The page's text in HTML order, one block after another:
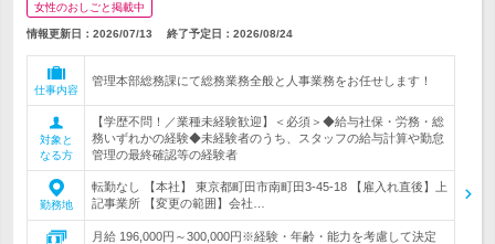
女性のおしごと掲載中
情報更新日：2026/07/13 終了予定日： 2026/08/24
仕事内容
管理本部総務課にて総務業務全般と人事業務をお任せします！
対象と
なる方
【学歴不問！／業種未経験歓迎】＜必須＞◆給与社保・労務・総
務いずれかの経験◆未経験者のうち、スタッフの給与計算や勤怠
管理の最終確認等の経験者
勤務地
転勤なし 【本社】 東京都町田市南町田3-45-18 【雇入れ直後】上
記事業所 【変更の範囲】会社…
月給 196,000円～300,000円※経験・年齢・能力を考慮して決定